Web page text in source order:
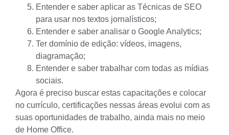
Entender e saber aplicar as Técnicas de SEO
para usar nos textos jornalísticos;
Entender e saber analisar o Google Analytics;
Ter domínio de edição: vídeos, imagens,
diagramação;
Entender e saber trabalhar com todas as mídias
sociais.
Agora é preciso buscar estas capacitações e colocar
no currículo, certificações nessas áreas evolui com as
suas oportunidades de trabalho, ainda mais no meio
de Home Office.